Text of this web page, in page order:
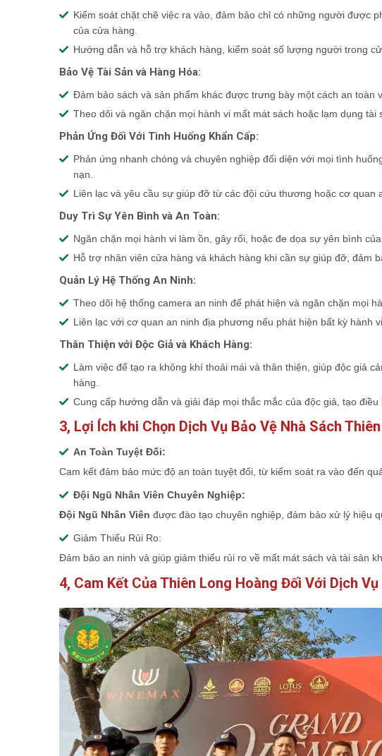
Kiểm soát chặt chẽ việc ra vào, đảm bảo chỉ có những người được
của cửa hàng.
Hướng dẫn và hỗ trợ khách hàng, kiểm soát số lượng người trong
Bảo Vệ Tài Sản và Hàng Hóa:
Đảm bảo sách và sản phẩm khác được trưng bày một cách an toàn
Theo dõi và ngăn chặn mọi hành vi mất mát sách hoặc lạm dụng tài
Phản Ứng Đối Với Tình Huống Khẩn Cấp:
Phản ứng nhanh chóng và chuyên nghiệp đối diện với mọi tình
nạn.
Liên lạc và yêu cầu sự giúp đỡ từ các đội cứu thương hoặc cơ quan
Duy Trì Sự Yên Bình và An Toàn:
Ngăn chặn mọi hành vi làm ồn, gây rối, hoặc đe dọa sự yên bình
Hỗ trợ nhân viên cửa hàng và khách hàng khi cần sự giúp đỡ, đảm
Quản Lý Hệ Thống An Ninh:
Theo dõi hệ thống camera an ninh để phát hiện và ngăn chặn mọi
Liên lạc với cơ quan an ninh địa phương nếu phát hiện bất kỳ hành
Thân Thiện với Độc Giả và Khách Hàng:
Làm việc để tạo ra không khí thoải mái và thân thiện, giúp độc giả
hàng.
Cung cấp hướng dẫn và giải đáp mọi thắc mắc của độc giả, tạo
3, Lợi Ích khi Chọn Dịch Vụ Bảo Vệ Nhà Sách
An Toàn Tuyệt Đối:
Cam kết đảm bảo mức độ an toàn tuyệt đối, từ kiểm soát ra vào đến
Đội Ngũ Nhân Viên Chuyên Nghiệp:
Đội Ngũ Nhân Viên được đào tạo chuyên nghiệp, đảm bảo xử lý hiệu
Giảm Thiểu Rủi Ro:
Đảm bảo an ninh và giúp giảm thiểu rủi ro về mất mát sách và tài sản
4, Cam Kết Của Thiên Long Hoàng Đối Với Dịch